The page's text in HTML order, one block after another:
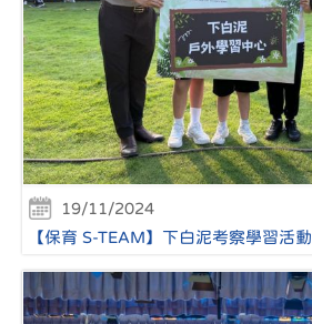
19/11/2024
【保育 S-TEAM】下白泥考察學習活動